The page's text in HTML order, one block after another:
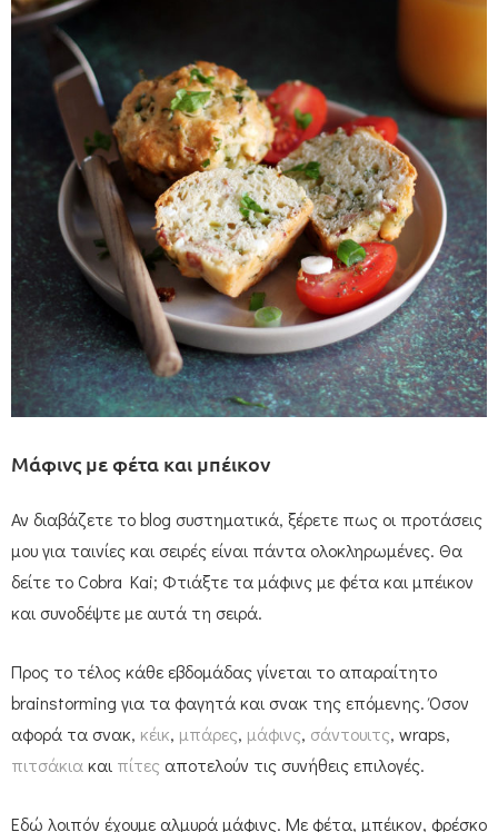
Μάφινς με φέτα και μπέικον
Αν διαβάζετε το blog συστηματικά, ξέρετε πως οι προτάσεις
μου για ταινίες και σειρές είναι πάντα ολοκληρωμένες. Θα
δείτε το Cobra Kai; Φτιάξτε τα μάφινς με φέτα και μπέικον
και συνοδέψτε με αυτά τη σειρά.
Προς το τέλος κάθε εβδομάδας γίνεται το απαραίτητο
brainstorming για τα φαγητά και σνακ της επόμενης. Όσον
αφορά τα σνακ, κέικ, μπάρες, μάφινς, σάντουιτς, wraps,
πιτσάκια και πίτες αποτελούν τις συνήθεις επιλογές.
Εδώ λοιπόν έχουμε αλμυρά μάφινς. Με φέτα, μπέικον, φρέσκο